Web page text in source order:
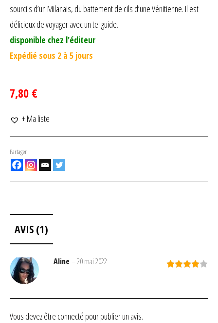
sourcils d’un Milanais, du battement de cils d’une Vénitienne. Il est
délicieux de voyager avec un tel guide.
disponible chez l'éditeur
Expédié sous 2 à 5 jours
7,80 €
+ Ma liste
Partager
AVIS (1)
Aline–20 mai 2022
Vous devez être connecté pour publier un avis.